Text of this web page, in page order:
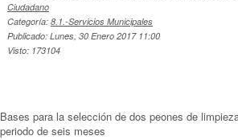
Ciudadano
Categoría: 8.1.-Servicios Municipales
Publicado: Lunes, 30 Enero 2017 11:00
Visto: 173104
Bases para la selección de dos peones de
periodo de seis meses